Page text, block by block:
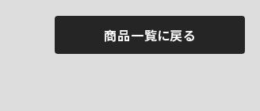
商品一覧に戻る